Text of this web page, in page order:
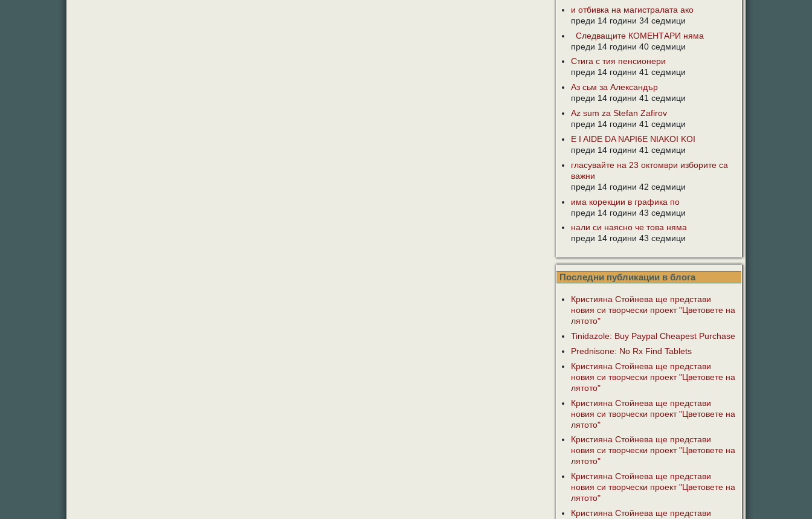
и отбивка на магистралата ако
преди 14 години 34 седмици
Следващите КОМЕНТАРИ няма
преди 14 години 40 седмици
Стига с тия пенсионери
преди 14 години 41 седмици
Аз сьм за Александър
преди 14 години 41 седмици
Az sum za Stefan Zafirov
преди 14 години 41 седмици
E I AIDE DA NAPI6E NIAKOI KOI
преди 14 години 41 седмици
гласувайте на 23 октомври изборите са
важни
преди 14 години 42 седмици
има корекции в графика по
преди 14 години 43 седмици
нали си наясно че това няма
преди 14 години 43 седмици
Последни публикации в блога
Кристияна Стойнева ще представи
новия си творчески проект "Цветовете на
лятото"
Tinidazole: Buy Paypal Cheapest Purchase
Prednisone: No Rx Find Tablets
Кристияна Стойнева ще представи
новия си творчески проект "Цветовете на
лятото"
Кристияна Стойнева ще представи
новия си творчески проект "Цветовете на
лятото"
Кристияна Стойнева ще представи
новия си творчески проект "Цветовете на
лятото"
Кристияна Стойнева ще представи
новия си творчески проект "Цветовете на
лятото"
Кристияна Стойнева ще представи